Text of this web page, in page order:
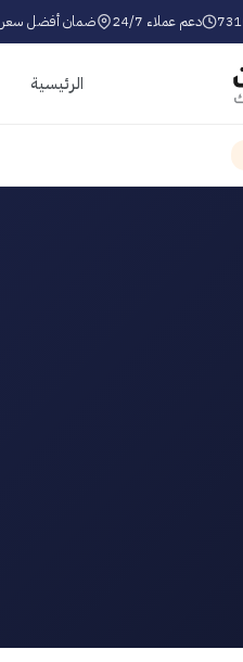
دعم عملاء 24/7 ضمان أفضل سعر
الرئيسية